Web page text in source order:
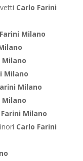
Carlo Farini
Milano
Milano
Milano
Milano
Milano
Milano
Carlo Farini